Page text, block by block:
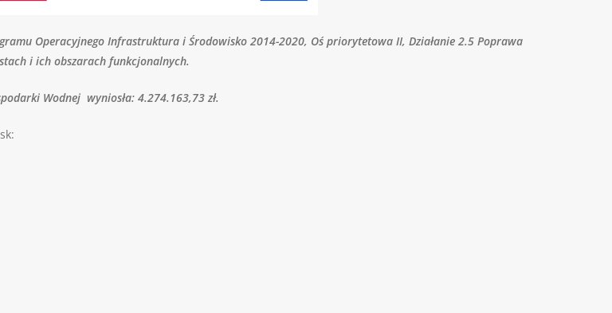
Operacyjnego Infrastruktura i Środowisko 2014-2020, Oś priorytetowa II, Działanie 2.5 Poprawa
i ich obszarach funkcjonalnych.
Wodnej wyniosła: 4.274.163,73 zł.